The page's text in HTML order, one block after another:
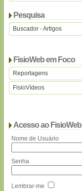
Pesquisa
Buscador - Artigos
FisioWeb em Foco
Reportagens
FisioVídeos
Acesso ao FisioWeb
Nome de Usuário
Senha
Lembrar-me